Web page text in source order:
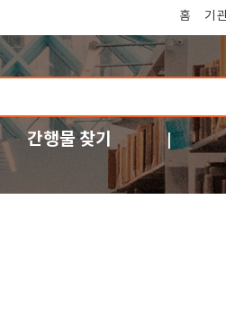
홈 기
간행물 찾기